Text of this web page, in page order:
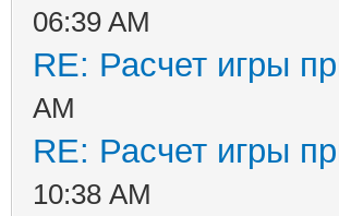
06:39 AM
RE: Расчет игры
AM
RE: Расчет игры
10:38 AM